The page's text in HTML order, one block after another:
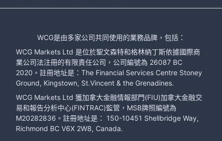
WCG是由多家公司共同使用的業務品牌，包括：
WCG Markets Ltd 是位於聖文森特和格林納丁斯依據國際商
業公司法注冊的有限責任公司，公司編號為 26087 BC
2020。註冊地址是：The Financial Services Centre Stoney
Ground, Kingstown, St.Vincent & the Grenadines.
WCG Markets Ltd 獲加拿大金融情報部門(FIU)加拿大金融交
易和報告分析中心(FINTRAC)監管，MSB牌照編號為
M20282836。註冊地址是： 150-10451 Shellbridge Way,
Richmond BC V6X 2W8, Canada.